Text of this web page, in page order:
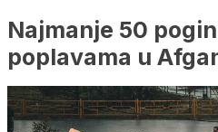
Najmanje 50
poplavama u